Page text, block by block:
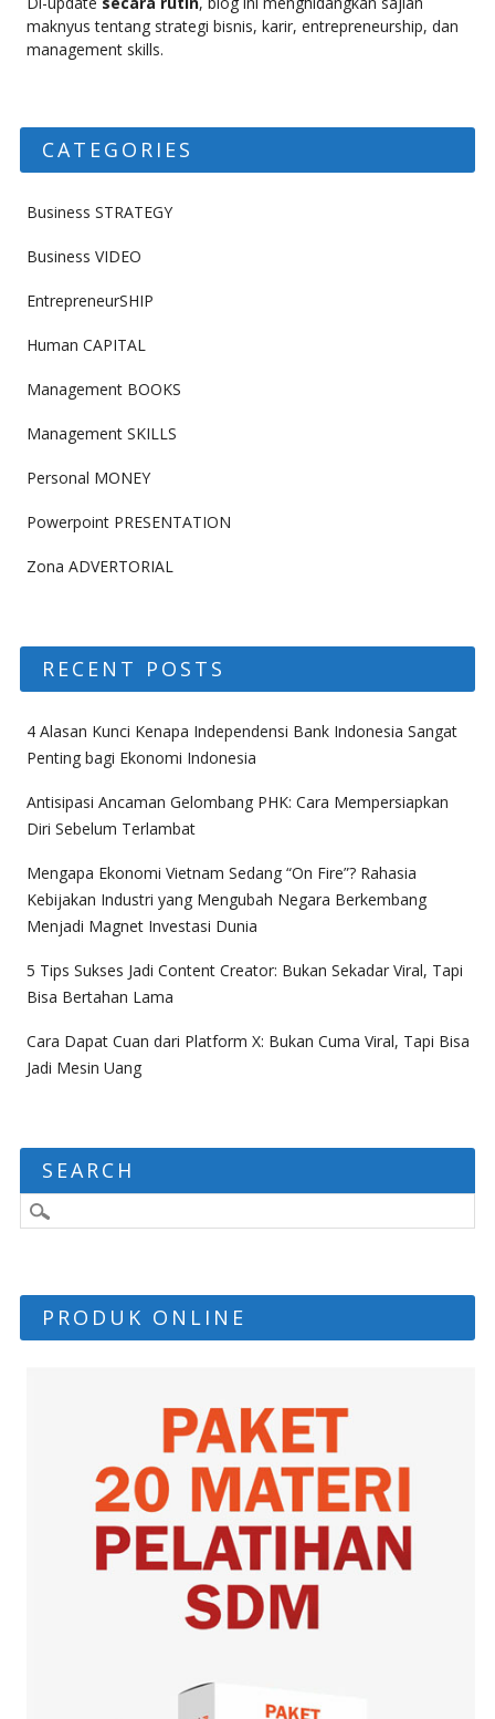
maknyus tentang strategi bisnis, karir, entrepreneurship, dan
management skills.
CATEGORIES
Business STRATEGY
Business VIDEO
EntrepreneurSHIP
Human CAPITAL
Management BOOKS
Management SKILLS
Personal MONEY
Powerpoint PRESENTATION
Zona ADVERTORIAL
RECENT POSTS
4 Alasan Kunci Kenapa Independensi Bank Indonesia Sangat
Penting bagi Ekonomi Indonesia
Antisipasi Ancaman Gelombang PHK: Cara Mempersiapkan
Diri Sebelum Terlambat
Mengapa Ekonomi Vietnam Sedang “On Fire”? Rahasia
Kebijakan Industri yang Mengubah Negara Berkembang
Menjadi Magnet Investasi Dunia
5 Tips Sukses Jadi Content Creator: Bukan Sekadar Viral, Tapi
Bisa Bertahan Lama
Cara Dapat Cuan dari Platform X: Bukan Cuma Viral, Tapi Bisa
Jadi Mesin Uang
SEARCH
PRODUK ONLINE